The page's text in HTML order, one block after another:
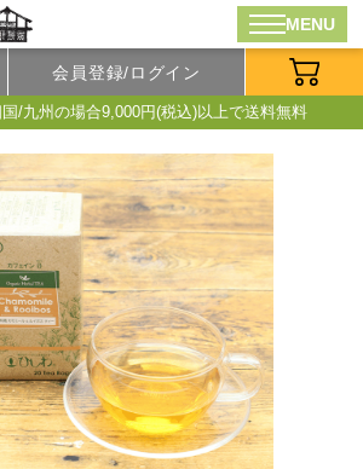
MENU
会員登録/ログイン
/九州の場合9,000円(税込)以上で送料無料